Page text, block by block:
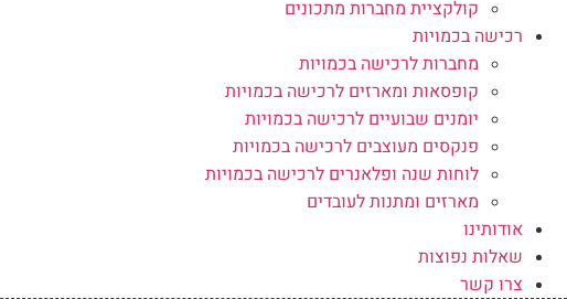
קולקציית מחברות מתכונים
רכישה בכמויות
מחברות לרכישה בכמויות
קופסאות ומארזים לרכישה בכמויות
יומנים שבועיים לרכישה בכמויות
פנקסים מעוצבים לרכישה בכמויות
לוחות שנה ופלאנרים לרכישה בכמויות
מארזים ומתנות לעובדים
אודותינו
שאלות נפוצות
צרו קשר